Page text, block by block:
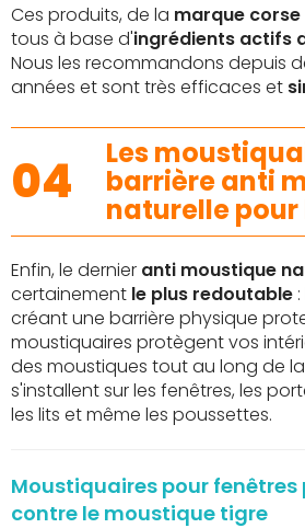
Ces produits, de la marque
tous à base d'ingrédients actifs
Nous les recommandons depuis
années et sont très efficaces et
04 Les
barrière anti
naturelle
Enfin, le dernier anti moustique
certainement le plus redoutable
créant une barrière physique
moustiquaires protègent vos
des moustiques tout au long de la
s'installent sur les fenêtres, les
les lits et même les poussettes.
Moustiquaires pour
contre le moustique tigre